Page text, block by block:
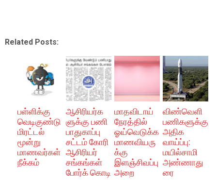
Related Posts:
பள்ளிக்கு
வெடிகுண்டு
மிரட்டல்
மூன்று
மாணவர்கள்
நீக்கம்
ஆசிரியர்க
ளுக்கு பணி
பாதுகாப்பு
சட்டம் கோரி
ஆசிரியர்
சங்கங்கள்
போர்க் கொடி
மாதவிடாய்
நேரத்தில்
ஓய்வெடுக்க
மாணவியரு
க்கு
இளஞ்சிவப்பு
அறை
விண்வெளி
பணிகளுக்கு
அதிக
வாய்ப்பு:
மயில்சாமி
அண்ணாது
ரை